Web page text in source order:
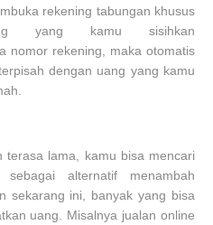
rekening tabungan khusus
yang kamu sisihkan
nomor rekening, maka otomatis
dengan uang yang kamu
lama, kamu bisa mencari
alternatif menambah
sekarang ini, banyak yang bisa
uang. Misalnya jualan online